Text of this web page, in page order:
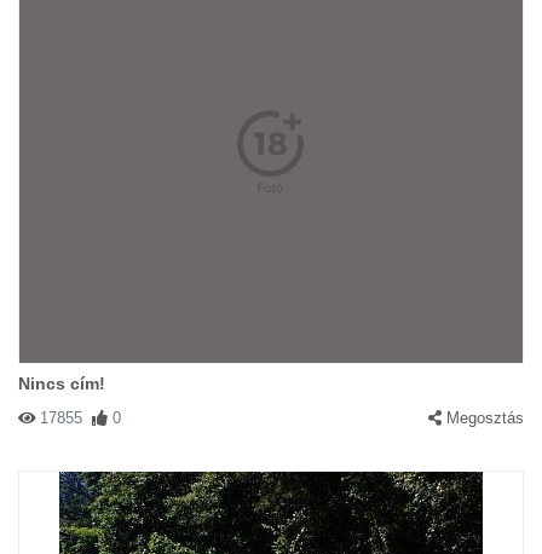
Nincs cím!
17855 0 Megosztás